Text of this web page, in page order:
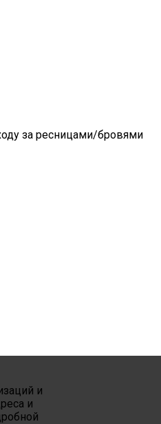
за ресницами/бровями
и
и